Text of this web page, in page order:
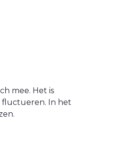
mee. Het is
fluctueren. In het